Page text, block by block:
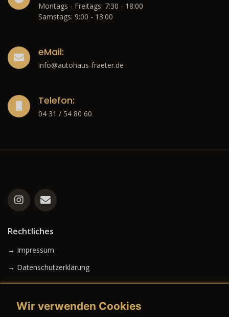
Montags - Freitags: 7:30 - 18:00
Samstags: 9:00 - 13:00
eMail:
info@autohaus-fraeter.de
Telefon:
04 31 / 54 80 60
Rechtliches
→ Impressum
→ Datenschutzerklärung
Wir verwenden Cookies